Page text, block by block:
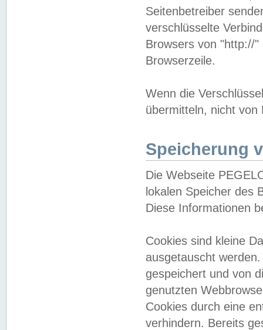
Seitenbetreiber
verschlüsselte
Browsers von "http://
Browserzeile.
Wenn die
übermitteln, nicht von
Speicherung
Die Webseite
lokalen Speicher des
Diese Informationen
Cookies sind kleine
ausgetauscht
gespeichert und von
genutzten
Cookies durch eine
verhindern. Bereits